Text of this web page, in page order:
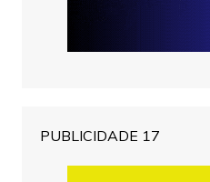
PUBLICIDADE 17